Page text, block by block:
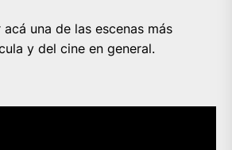
una de las escenas más
y del cine en general.